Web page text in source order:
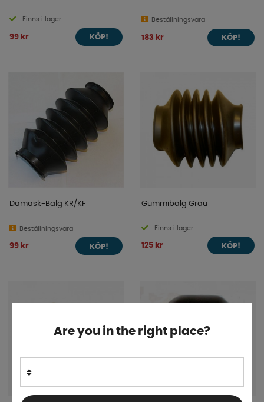
Finns i lager
99 kr KÖP!
Beställningsvara
183 kr KÖP!
Damask-Bälg KR/KF
Beställningsvara
99 kr KÖP!
Gummibälg Grau
Finns i lager
125 kr KÖP!
Are you in the right place?